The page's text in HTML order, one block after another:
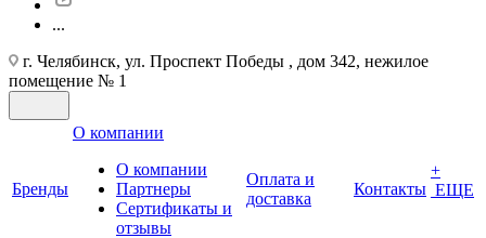
...
г. Челябинск, ул. Проспект Победы , дом 342, нежилое
помещение № 1
Бренды
О компании
О компании
Партнеры
Cертификаты и
отзывы
Оплата и
доставка
Контакты
+
ЕЩЕ